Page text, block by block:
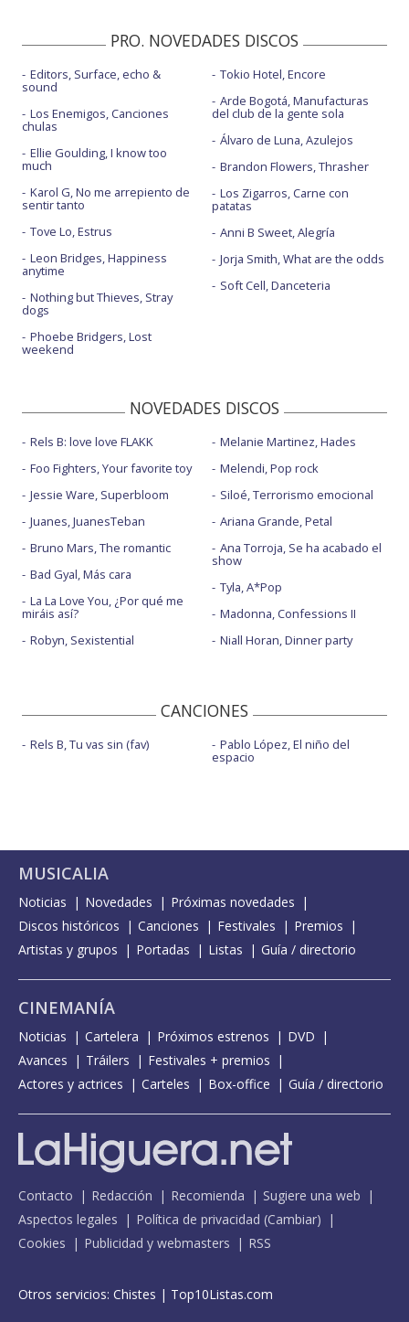
PRO. NOVEDADES DISCOS
Editors, Surface, echo &
sound
Los Enemigos, Canciones
chulas
Ellie Goulding, I know too
much
Karol G, No me arrepiento de
sentir tanto
Tove Lo, Estrus
Leon Bridges, Happiness
anytime
Nothing but Thieves, Stray
dogs
Phoebe Bridgers, Lost
weekend
Tokio Hotel, Encore
Arde Bogotá, Manufacturas
del club de la gente sola
Álvaro de Luna, Azulejos
Brandon Flowers, Thrasher
Los Zigarros, Carne con
patatas
Anni B Sweet, Alegría
Jorja Smith, What are the odds
Soft Cell, Danceteria
NOVEDADES DISCOS
Rels B: love love FLAKK
Foo Fighters, Your favorite toy
Jessie Ware, Superbloom
Juanes, JuanesTeban
Bruno Mars, The romantic
Bad Gyal, Más cara
La La Love You, ¿Por qué me
miráis así?
Robyn, Sexistential
Melanie Martinez, Hades
Melendi, Pop rock
Siloé, Terrorismo emocional
Ariana Grande, Petal
Ana Torroja, Se ha acabado el
show
Tyla, A*Pop
Madonna, Confessions II
Niall Horan, Dinner party
CANCIONES
Rels B, Tu vas sin (fav) Pablo López, El niño del
espacio
MUSICALIA
Noticias Novedades
Próximas novedades
Discos históricos
Canciones Festivales
Premios
Artistas y grupos
Portadas Listas Guía / directorio
CINEMANÍA
Noticias Cartelera Próximos estrenos
DVD
Avances
Tráilers
Festivales + premios
Actores y actrices
Carteles Box-office Guía / directorio
Contacto Redacción Recomienda
Sugiere una web
Aspectos legales
Política de privacidad (Cambiar)
Cookies
Publicidad y webmasters RSS
Otros servicios: Chistes | Top10Listas.com